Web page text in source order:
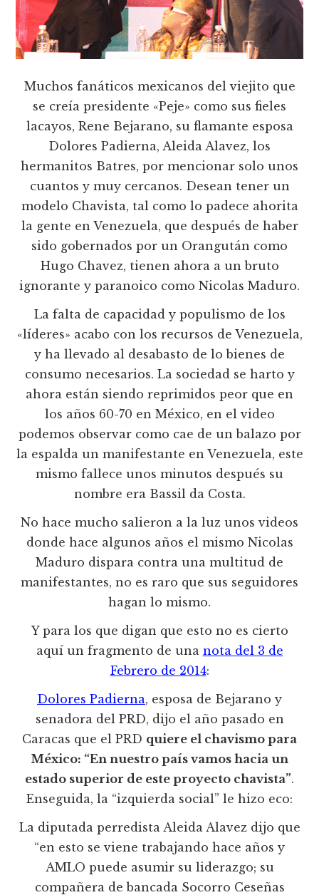
Muchos fanáticos mexicanos del viejito que
se creía presidente «Peje» como sus fieles
lacayos, Rene Bejarano, su flamante esposa
Dolores Padierna, Aleida Alavez, los
hermanitos Batres, por mencionar solo unos
cuantos y muy cercanos. Desean tener un
modelo Chavista, tal como lo padece ahorita
la gente en Venezuela, que después de haber
sido gobernados por un Orangután como
Hugo Chavez, tienen ahora a un bruto
ignorante y paranoico como Nicolas Maduro.
La falta de capacidad y populismo de los
«líderes» acabo con los recursos de Venezuela,
y ha llevado al desabasto de lo bienes de
consumo necesarios. La sociedad se harto y
ahora están siendo reprimidos peor que en
los años 60-70 en México, en el video
podemos observar como cae de un balazo por
la espalda un manifestante en Venezuela, este
mismo fallece unos minutos después su
nombre era Bassil da Costa.
No hace mucho salieron a la luz unos videos
donde hace algunos años el mismo Nicolas
Maduro dispara contra una multitud de
manifestantes, no es raro que sus seguidores
hagan lo mismo.
Y para los que digan que esto no es cierto
aquí un fragmento de una nota del 3 de
Febrero de 2014:
Dolores Padierna, esposa de Bejarano y
senadora del PRD, dijo el año pasado en
Caracas que el PRD quiere el chavismo para
México: “En nuestro país vamos hacia un
estado superior de este proyecto chavista”.
Enseguida, la “izquierda social” le hizo eco:
La diputada perredista Aleida Alavez dijo que
“en esto se viene trabajando hace años y
AMLO puede asumir su liderazgo; su
compañera de bancada Socorro Ceseñas